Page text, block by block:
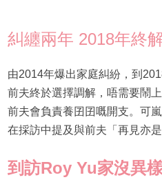
糾纏兩年 2018年終
由2014年爆出家庭糾紛，到
前夫終於選擇調解，唔需要鬧
前夫會負責養囝囝嘅開支。可
在採訪中提及與前夫「再見亦是
到訪Roy Yu家沒異樣